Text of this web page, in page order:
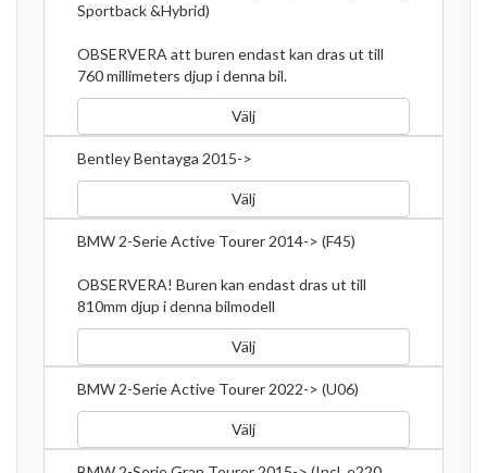
Sportback &Hybrid)
OBSERVERA att buren endast kan dras ut till
760 millimeters djup i denna bil.
Välj
Bentley Bentayga 2015->
Välj
BMW 2-Serie Active Tourer 2014-> (F45)
OBSERVERA! Buren kan endast dras ut till
810mm djup i denna bilmodell
Välj
BMW 2-Serie Active Tourer 2022-> (U06)
Välj